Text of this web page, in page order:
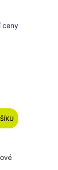
ceny